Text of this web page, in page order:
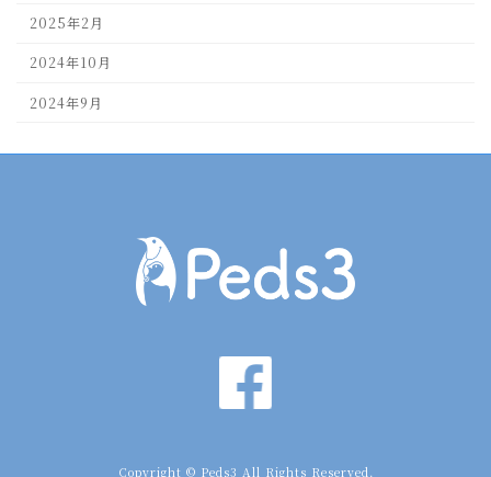
2025年2月
2024年10月
2024年9月
Copyright © Peds3 All Rights Reserved.